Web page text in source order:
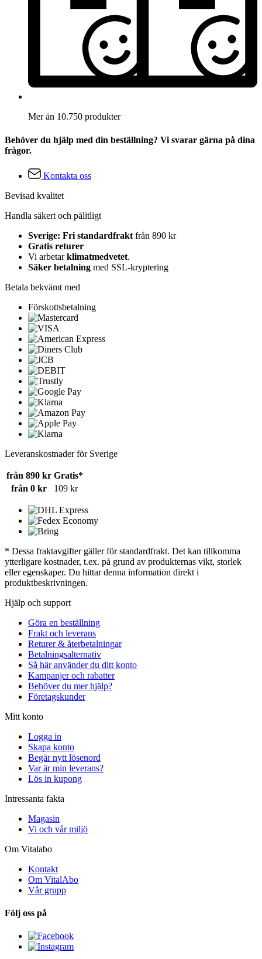
Mer än 10.750 produkter
Behöver du hjälp med din beställning? Vi svarar gärna på dina
frågor.
Kontakta oss
Bevisad kvalitet
Handla säkert och pålitligt
Sverige: Fri standardfrakt från 890 kr
Gratis returer
Vi arbetarklimatmedvetet.
Säker betalning med SSL-kryptering
Betala bekvämt med
Förskottsbetalning
Leveranskostnader för Sverige
från 890 kr Gratis*
från 0 kr
109 kr
* Dessa fraktavgifter gäller för standardfrakt. Det kan tillkomma
ytterligare kostnader, t.ex. på grund av produkternas vikt, storlek
eller egenskaper. Du hittar denna information direkt i
produktbeskrivningen.
Hjälp och support
Göra en beställning
Frakt och leverans
Returer & återbetalningar
Betalningsalternativ
Så här använder du ditt konto
Kampanjer och rabatter
Behöver du mer hjälp?
Företagskunder
Mitt konto
Logga in
Skapa konto
Begär nytt lösenord
Var är min leverans?
Lös in kupong
Intressanta fakta
Magasin
Vi och vår miljö
Om Vitalabo
Kontakt
Om VitalAbo
Vår grupp
Följ oss på